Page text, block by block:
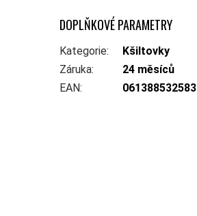
DOPLŇKOVÉ PARAMETRY
Kategorie:
Kšiltovky
Záruka:
24 měsíců
EAN: 061388532583